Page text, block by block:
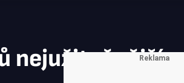
nejužitečnějším